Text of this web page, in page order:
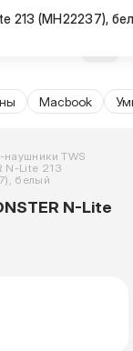
Macbook
TWS
N-Lite 213
белый
N-Lite
213 (MH22237),